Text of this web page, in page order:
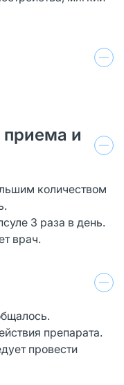
и
количеством
3 раза в день.
врач.
препарата.
провести